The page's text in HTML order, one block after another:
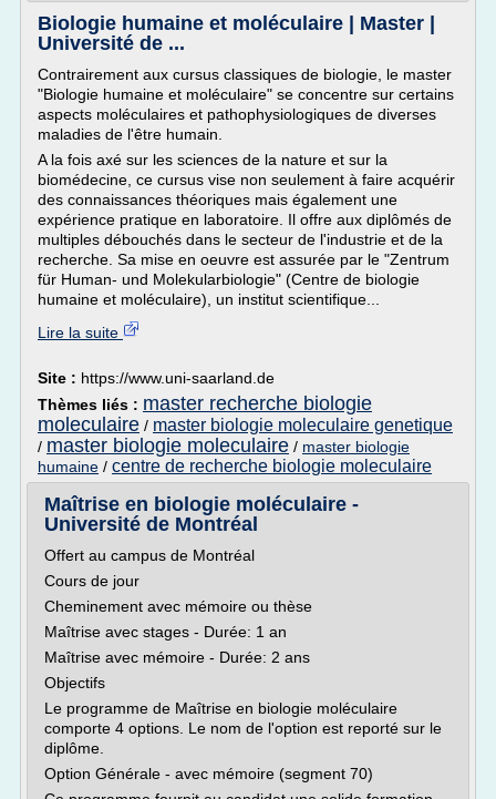
Biologie humaine et moléculaire | Master |
Université de ...
Contrairement aux cursus classiques de biologie, le master
"Biologie humaine et moléculaire" se concentre sur certains
aspects moléculaires et pathophysiologiques de diverses
maladies de l'être humain.
A la fois axé sur les sciences de la nature et sur la
biomédecine, ce cursus vise non seulement à faire acquérir
des connaissances théoriques mais également une
expérience pratique en laboratoire. Il offre aux diplômés de
multiples débouchés dans le secteur de l'industrie et de la
recherche. Sa mise en oeuvre est assurée par le "Zentrum
für Human- und Molekularbiologie" (Centre de biologie
humaine et moléculaire), un institut scientifique...
Lire la suite
Site : https://www.uni-saarland.de
Thèmes liés : master recherche biologie
moleculaire / master biologie moleculaire genetique
/ master biologie moleculaire / master biologie
humaine / centre de recherche biologie moleculaire
Maîtrise en biologie moléculaire -
Université de Montréal
Offert au campus de Montréal
Cours de jour
Cheminement avec mémoire ou thèse
Maîtrise avec stages - Durée: 1 an
Maîtrise avec mémoire - Durée: 2 ans
Objectifs
Le programme de Maîtrise en biologie moléculaire
comporte 4 options. Le nom de l'option est reporté sur le
diplôme.
Option Générale - avec mémoire (segment 70)